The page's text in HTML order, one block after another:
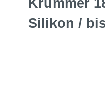
Krümmer
Silikon /